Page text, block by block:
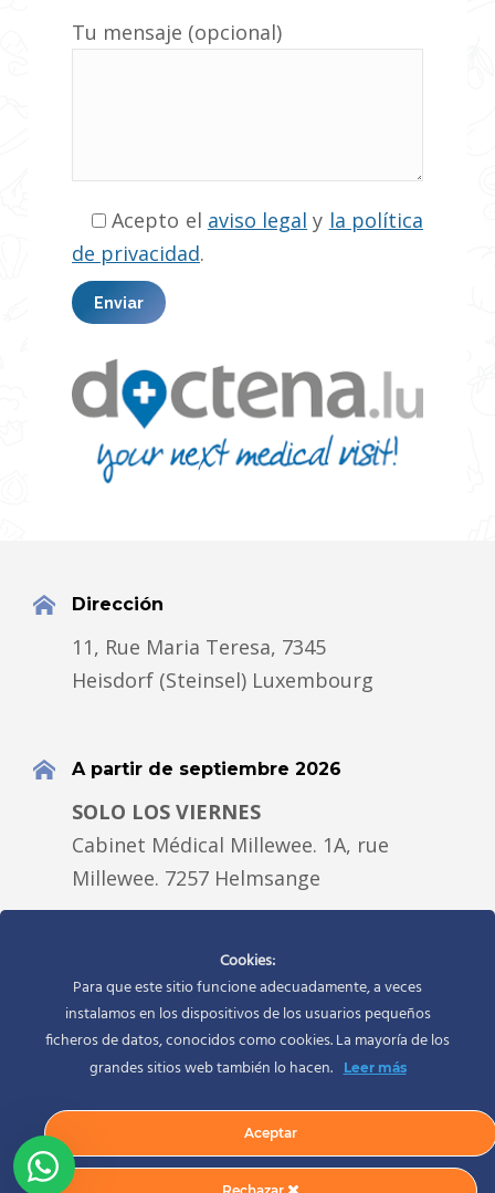
Tu mensaje (opcional)
Acepto el aviso legal y la política
de privacidad.
Dirección
11, Rue Maria Teresa, 7345
Heisdorf (Steinsel) Luxembourg
A partir de septiembre 2026
SOLO LOS VIERNES
Cabinet Médical Millewee. 1A, rue
Millewee. 7257 Helmsange
+352 661 418 631
info@silviarodrigueznutrition.com
Cookies:
Para que este sitio funcione adecuadamente, a veces
instalamos en los dispositivos de los usuarios pequeños
ficheros de datos, conocidos como cookies. La mayoría de los
grandes sitios web también lo hacen.
Leer más
Aceptar